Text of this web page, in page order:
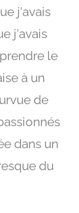
j'avais
j'avais
le
à un
de
dans un
du